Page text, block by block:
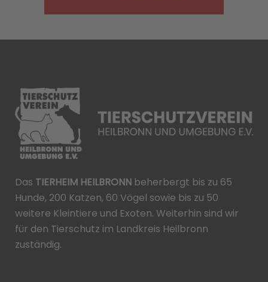
Das TIERHEIM HEILBRONN beherbergt bis zu 65
Hunde, 200 Katzen, 60 Vögel sowie bis zu 50
weitere Kleintiere und Exoten. Weiterhin sind wir
für den Tierschutz im Landkreis Heilbronn
zuständig.